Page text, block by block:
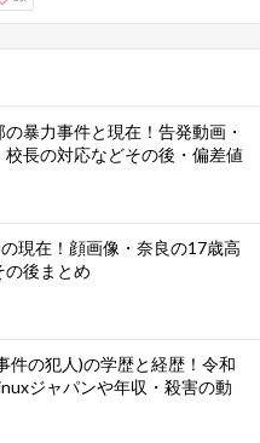
暴力事件と現在！告発動画・
長の対応などその後・偏差値
現在！顔画像・奈良の17歳高
の後まとめ
件の犯人)の学歴と経歴！令和
ジャパンや年収・殺害の動